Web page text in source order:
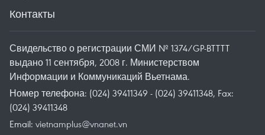
Контакты
Свидельство о регистрации СМИ № 1374/GP-BTTTT
выдано 11 сентября, 2008 г. Министерством
Информации и Коммуникаций Вьетнама.
Номер телефона: (024) 39411349 - (024) 39411348, Fax:
(024) 39411348
Email: vietnamplus@vnanet.vn